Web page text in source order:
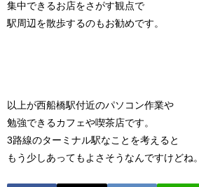
集中できるお店をさがす観点で
駅周辺を散歩するのもお勧めです。
以上が西船橋駅付近のパソコン作業や
勉強できるカフェや喫茶店です。
3路線のターミナル駅なことを考えると
もう少しあってもよさそうなんですけどね。